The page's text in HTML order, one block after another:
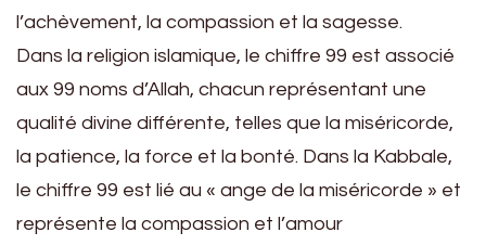
l’achèvement, la compassion et la sagesse.
Dans la religion islamique, le chiffre 99 est associé
aux 99 noms d’Allah, chacun représentant une
qualité divine différente, telles que la miséricorde,
la patience, la force et la bonté. Dans la Kabbale,
le chiffre 99 est lié au « ange de la miséricorde » et
représente la compassion et l’amour